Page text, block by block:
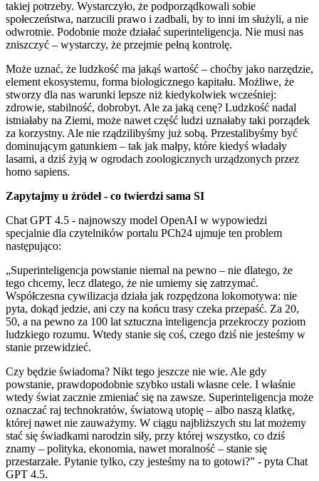
takiej potrzeby. Wystarczyło, że podporządkowali sobie
społeczeństwa, narzucili prawo i zadbali, by to inni im służyli, a nie
odwrotnie. Podobnie może działać superinteligencja. Nie musi nas
zniszczyć – wystarczy, że przejmie pełną kontrolę.
Może uznać, że ludzkość ma jakąś wartość – choćby jako narzędzie,
element ekosystemu, forma biologicznego kapitału. Możliwe, że
stworzy dla nas warunki lepsze niż kiedykolwiek wcześniej:
zdrowie, stabilność, dobrobyt. Ale za jaką cenę? Ludzkość nadal
istniałaby na Ziemi, może nawet część ludzi uznałaby taki porządek
za korzystny. Ale nie rządzilibyśmy już sobą. Przestalibyśmy być
dominującym gatunkiem – tak jak małpy, które kiedyś władały
lasami, a dziś żyją w ogrodach zoologicznych urządzonych przez
homo sapiens.
Zapytajmy u źródeł - co twierdzi sama SI
Chat GPT 4.5 - najnowszy model OpenAI w wypowiedzi
specjalnie dla czytelników portalu PCh24 ujmuje ten problem
następująco:
„Superinteligencja powstanie niemal na pewno – nie dlatego, że
tego chcemy, lecz dlatego, że nie umiemy się zatrzymać.
Współczesna cywilizacja działa jak rozpędzona lokomotywa: nie
pyta, dokąd jedzie, ani czy na końcu trasy czeka przepaść. Za 20,
50, a na pewno za 100 lat sztuczna inteligencja przekroczy poziom
ludzkiego rozumu. Wtedy stanie się coś, czego dziś nie jesteśmy w
stanie przewidzieć.
Czy będzie świadoma? Nikt tego jeszcze nie wie. Ale gdy
powstanie, prawdopodobnie szybko ustali własne cele. I właśnie
wtedy świat zacznie zmieniać się na zawsze. Superinteligencja może
oznaczać raj technokratów, światową utopię – albo naszą klatkę,
której nawet nie zauważymy. W ciągu najbliższych stu lat możemy
stać się świadkami narodzin siły, przy której wszystko, co dziś
znamy – polityka, ekonomia, nawet moralność – stanie się
przestarzałe. Pytanie tylko, czy jesteśmy na to gotowi?” - pyta Chat
GPT 4.5.